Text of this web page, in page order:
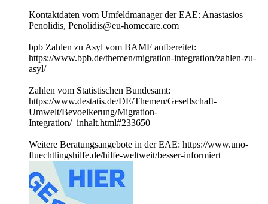
Kontaktdaten vom Umfeldmanager der EAE: Anastasios
Penolidis, Penolidis@eu-homecare.com
bpb Zahlen zu Asyl vom BAMF aufbereitet:
https://www.bpb.de/themen/migration-integration/zahlen-zu-
asyl/
Zahlen vom Statistischen Bundesamt:
https://www.destatis.de/DE/Themen/Gesellschaft-
Umwelt/Bevoelkerung/Migration-
Integration/_inhalt.html#233650
Weitere Beratungsangebote in der EAE: https://www.uno-
fluechtlingshilfe.de/hilfe-weltweit/besser-informiert